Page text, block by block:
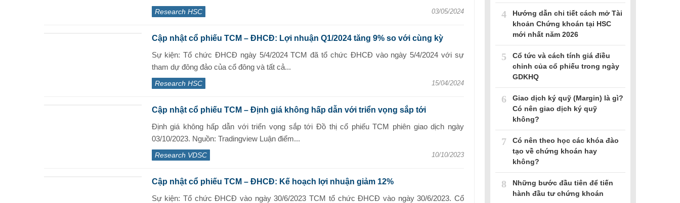
Research HSC 03/05/2024
Cập nhật cổ phiếu TCM – ĐHCĐ: Lợi nhuận Q1/2024 tăng 9% so với cùng kỳ
Sự kiện: Tổ chức ĐHCĐ ngày 5/4/2024 TCM đã tổ chức ĐHCĐ vào ngày 5/4/2024 với sự
tham dự đông đảo của cổ đông và tất cả...
Research HSC 15/04/2024
Cập nhật cổ phiếu TCM – Định giá không hấp dẫn với triển vọng sắp tới
Định giá không hấp dẫn với triển vọng sắp tới Đồ thị cổ phiếu TCM phiên giao dịch ngày
03/10/2023. Nguồn: Tradingview Luận điểm...
Research VDSC 10/10/2023
Cập nhật cổ phiếu TCM – ĐHCĐ: Kế hoạch lợi nhuận giảm 12%
Sự kiện: Tổ chức ĐHCĐ vào ngày 30/6/2023 TCM tổ chức ĐHCĐ vào ngày 30/6/2023. Cổ
4
Hướng dẫn chi tiết cách mở Tài
khoản Chứng khoán tại HSC
mới nhất năm 2026
5
Cổ tức và cách tính giá điều
chỉnh của cổ phiếu trong ngày
GDKHQ
6
Giao dịch ký quỹ (Margin) là gì?
Có nên giao dịch ký quỹ
không?
7
Có nên theo học các khóa đào
tạo về chứng khoán hay
không?
8
Những bước đầu tiên để tiến
hành đầu tư chứng khoán